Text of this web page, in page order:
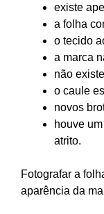
existe
a folha
o tecido
a marca
não
o caule
novos
houve
atrito.
Fotografar a
aparência da